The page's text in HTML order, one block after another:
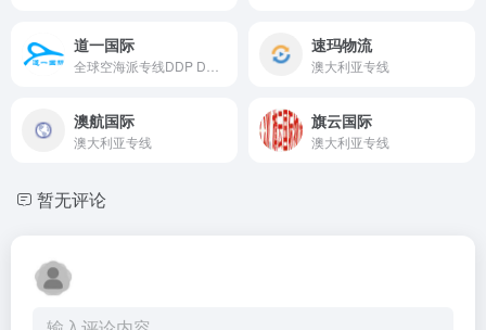
道一国际 速玛物流
澳大利亚专线
澳航国际
澳大利亚专线
旗云国际
澳大利亚专线
暂无评论